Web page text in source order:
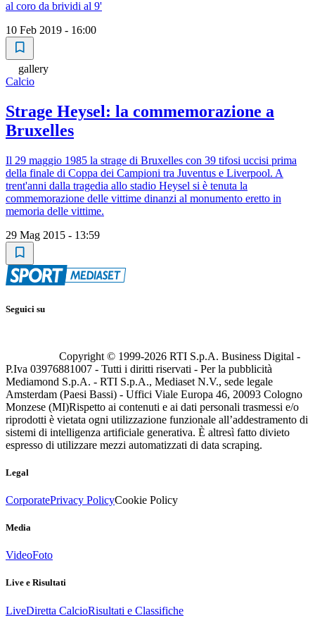
al coro da brividi al 9'
10 Feb 2019 - 16:00
gallery
Calcio
Strage Heysel: la commemorazione a
Bruxelles
Il 29 maggio 1985 la strage di Bruxelles con 39 tifosi uccisi prima
della finale di Coppa dei Campioni tra Juventus e Liverpool. A
trent'anni dalla tragedia allo stadio Heysel si è tenuta la
commemorazione delle vittime dinanzi al monumento eretto in
memoria delle vittime.
29 Mag 2015 - 13:59
Seguici su
Copyright © 1999-2026 RTI S.p.A. Business Digital -
P.Iva 03976881007 - Tutti i diritti riservati - Per la pubblicità
Mediamond S.p.A. - RTI S.p.A., Mediaset N.V., sede legale
Amsterdam (Paesi Bassi) - Uffici Viale Europa 46, 20093 Cologno
Monzese (MI)Rispetto ai contenuti e ai dati personali trasmessi e/o
riprodotti è vietata ogni utilizzazione funzionale all’addestramento di
sistemi di intelligenza artificiale generativa. È altresì fatto divieto
espresso di utilizzare mezzi automatizzati di data scraping.
Legal
CorporatePrivacy PolicyCookie Policy
Media
VideoFoto
Live e Risultati
LiveDiretta CalcioRisultati e Classifiche